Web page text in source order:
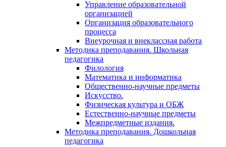
Управление образовательной
организацией
Организация образовательного
процесса
Внеурочная и внеклассная работа
Методика преподавания. Школьная
педагогика
Филология
Математика и информатика
Общественно-научные предметы
Искусство.
Физическая культура и ОБЖ
Естественно-научные предметы
Межпредметные издания.
Методика преподавания. Дошкольная
педагогика